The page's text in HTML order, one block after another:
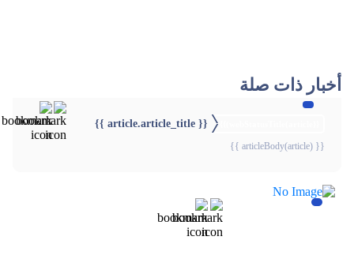
أخبار ذات صلة
{{ article.article_title }}
{{ articleBody(article) }}